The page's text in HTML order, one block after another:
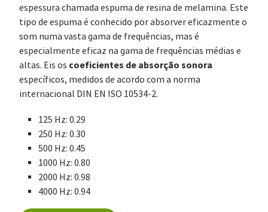
espessura chamada espuma de resina de melamina. Este
tipo de espuma é conhecido por absorver eficazmente o
som numa vasta gama de frequências, mas é
especialmente eficaz na gama de frequências médias e
altas. Eis os coeficientes de absorção sonora
específicos, medidos de acordo com a norma
internacional DIN EN ISO 10534-2.
125 Hz: 0.29
250 Hz: 0.30
500 Hz: 0.45
1000 Hz: 0.80
2000 Hz: 0.98
4000 Hz: 0.94